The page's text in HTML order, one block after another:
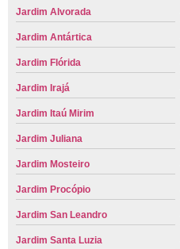
Jardim Alvorada
Jardim Antártica
Jardim Flórida
Jardim Irajá
Jardim Itaú Mirim
Jardim Juliana
Jardim Mosteiro
Jardim Procópio
Jardim San Leandro
Jardim Santa Luzia